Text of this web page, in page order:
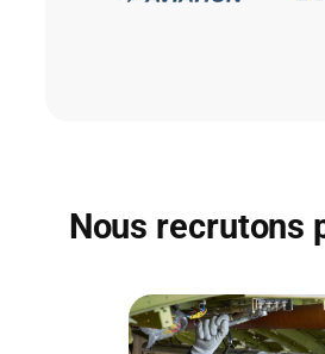
Nous recrutons